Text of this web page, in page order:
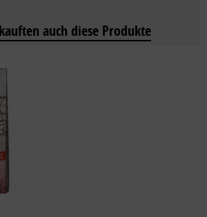
auch diese Produkte